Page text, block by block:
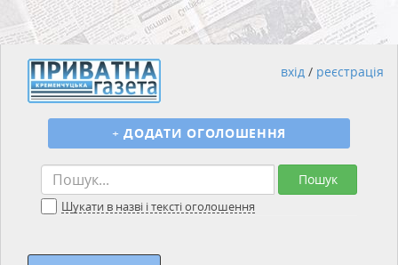
Пошук
Шукати в назві і тексті оголошення
+ ДОДАТИ ОГОЛОШЕННЯ
вхід / реєстрація